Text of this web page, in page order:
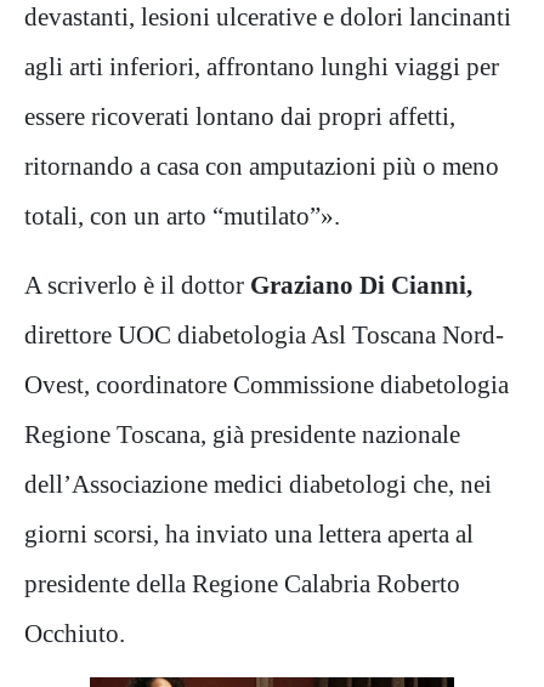
devastanti, lesioni ulcerative e dolori lancinanti
agli arti inferiori, affrontano lunghi viaggi per
essere ricoverati lontano dai propri affetti,
ritornando a casa con amputazioni più o meno
totali, con un arto “mutilato”».
A scriverlo è il dottor Graziano Di Cianni,
direttore UOC diabetologia Asl Toscana Nord-
Ovest, coordinatore Commissione diabetologia
Regione Toscana, già presidente nazionale
dell’Associazione medici diabetologi che, nei
giorni scorsi, ha inviato una lettera aperta al
presidente della Regione Calabria Roberto
Occhiuto.